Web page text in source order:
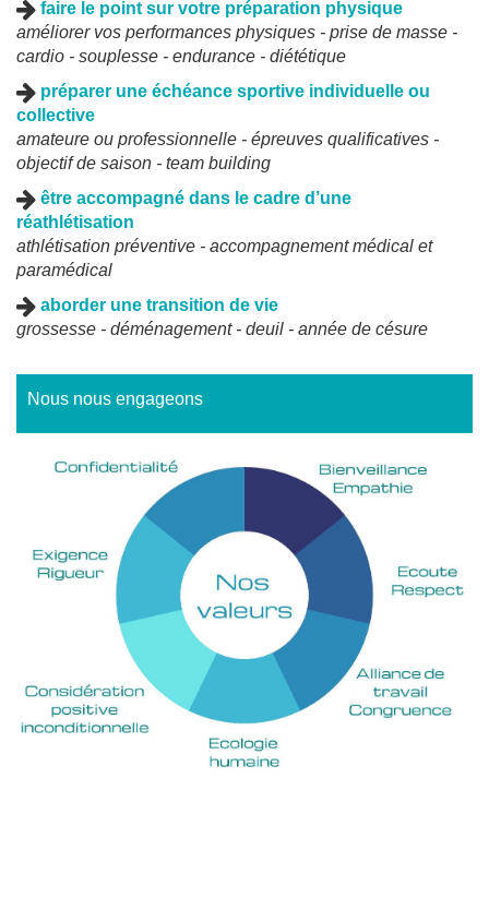
faire le point sur votre préparation physique
améliorer vos performances physiques - prise de masse -
cardio - souplesse - endurance - diététique
préparer une échéance sportive individuelle ou
collective
amateure ou professionnelle - épreuves qualificatives -
objectif de saison - team building
être accompagné dans le cadre d’une
réathlétisation
athlétisation préventive - accompagnement médical et
paramédical
aborder une transition de vie
grossesse - déménagement - deuil - année de césure
Nous nous engageons